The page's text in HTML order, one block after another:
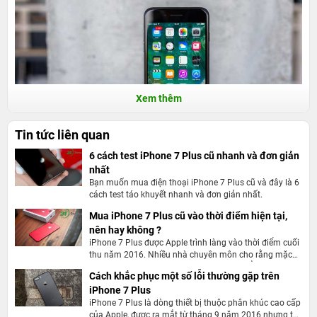
Nguồn gốc iPhone 7 Plus cũ 128Gb chính hãng tại
24hStore là ở đâu?
iPhone 7 Plus 128Gb cũtại 24hStore là máy đã qua sử dụng,
được nhập về từ các thị trường Mỹ, Nhật Bản, Hàn Quốc. Những
sản phẩm này đã được đội ngũ kĩ thuật viên trình độ cao (bậc
4/4) của 24hStore kiểm tra rất kĩ từ ngoại hình đến toàn bộ các
chức năng. Qua khâu chọn lọc khắt khe này, chỉ những máy zin
đẹp như mới, tuyệt đối không móp méo, trầy xước mới được “nhập
Xem thêm
Tin tức liên quan
6 cách test iPhone 7 Plus cũ nhanh và đơn giản
nhất
Bạn muốn mua điện thoại iPhone 7 Plus cũ và đây là 6
cách test táo khuyết nhanh và đơn giản nhất.
Mua iPhone 7 Plus cũ vào thời điểm hiện tại,
nên hay không ?
iPhone 7 Plus được Apple trình làng vào thời điểm cuối
thu năm 2016. Nhiều nhà chuyên môn cho rằng mặc
dù thiết kế không có gì mới nhưng sản phẩm này sẽ là
siêu phẩm thu hút tín đồ công nghệ trên thế giới. Hiện
tại, sản phẩm này đã được 2 năm tuổi, nhiều người đã
đặt ra câu hỏi liệu việc mua iPhone 7 Plus cũ vào thời
điểm hiện tại có nên hay là không. Hãy cùng 24hstore
Cách khắc phục một số lỗi thường gặp trên
iPhone 7 Plus
iPhone 7 Plus là dòng thiết bị thuộc phân khúc cao cấp
của Apple, được ra mắt từ tháng 9 năm 2016 nhưng tới